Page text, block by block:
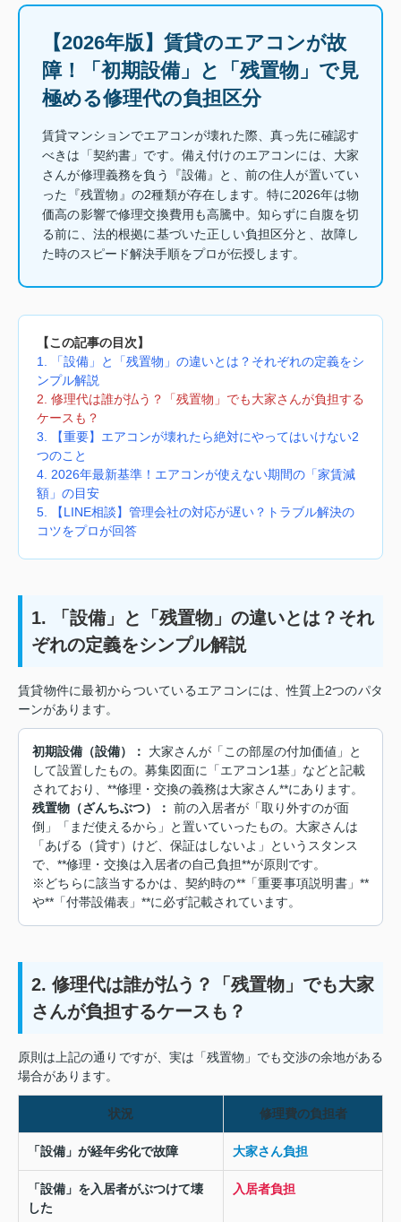
【2026年版】賃貸のエアコンが故
障！「初期設備」と「残置物」で見
極める修理代の負担区分
賃貸マンションでエアコンが壊れた際、真っ先に確認す
べきは「契約書」です。備え付けのエアコンには、大家
さんが修理義務を負う『設備』と、前の住人が置いてい
った『残置物』の2種類が存在します。特に2026年は物
価高の影響で修理交換費用も高騰中。知らずに自腹を切
る前に、法的根拠に基づいた正しい負担区分と、故障し
た時のスピード解決手順をプロが伝授します。
【この記事の目次】
1. 「設備」と「残置物」の違いとは？それぞれの定義をシ
ンプル解説
2. 修理代は誰が払う？「残置物」でも大家さんが負担する
ケースも？
3. 【重要】エアコンが壊れたら絶対にやってはいけない2
つのこと
4. 2026年最新基準！エアコンが使えない期間の「家賃減
額」の目安
5. 【LINE相談】管理会社の対応が遅い？トラブル解決の
コツをプロが回答
1. 「設備」と「残置物」の違いとは？それ
ぞれの定義をシンプル解説
賃貸物件に最初からついているエアコンには、性質上2つのパタ
ーンがあります。
初期設備（設備）：
大家さんが「この部屋の付加価値」と
して設置したもの。募集図面に「エアコン1基」などと記載
されており、**修理・交換の義務は大家さん**にあります。
残置物（ざんちぶつ）： 前の入居者が「取り外すのが面
倒」「まだ使えるから」と置いていったもの。大家さんは
「あげる（貸す）けど、保証はしないよ」というスタンス
で、**修理・交換は入居者の自己負担**が原則です。
※どちらに該当するかは、契約時の**「重要事項説明書」**
や**「付帯設備表」**に必ず記載されています。
2. 修理代は誰が払う？「残置物」でも大家
さんが負担するケースも？
原則は上記の通りですが、実は「残置物」でも交渉の余地がある
場合があります。
状況 修理費の負担者
「設備」が経年劣化で故障 大家さん負担
「設備」を入居者がぶつけて壊
した
入居者負担